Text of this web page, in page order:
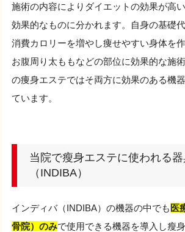
施術の内容によりダイエットの効果が高
効果的なものに分かれます。自身の基礎
消費カロリーを増やし痩せやすい身体を
お腹周り太ももなどの部位に効果的な施
の痩身エステではそ両方に効果のある機
ています。
当院で瘦身エステに使われる
（INDIBA）
インディバ（INDIBA）の機器の中でも 医
骨院）のみで使用できる機器を導入し瘦